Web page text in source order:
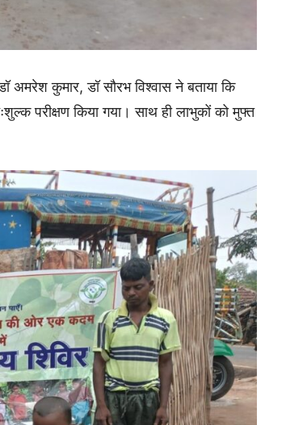
कुमार, डॉ सौरभ विश्वास ने बताया कि
परीक्षण किया गया। साथ ही लाभुकों को मुफ्त